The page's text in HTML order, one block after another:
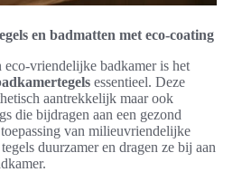
en badmatten met eco-coating
vriendelijke badkamer is het
essentieel. Deze
aantrekkelijk maar ook
die bijdragen aan een gezond
van milieuvriendelijke
duurzamer en dragen ze bij aan